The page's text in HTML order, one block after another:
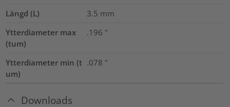
Längd (L) 3.5 mm
Ytterdiameter max
(tum)
.196 "
Ytterdiameter min (t
um)
.078 "
Downloads